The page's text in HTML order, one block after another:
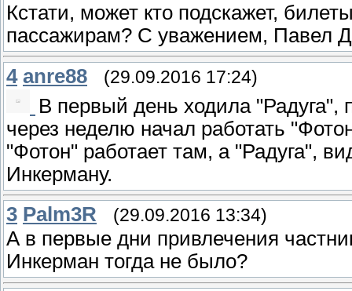
Кстати, может кто подскажет,
пассажирам? С уважением, Павел
4 anre88 (29.09.2016 17:24)
В первый день ходила "Радуга",
через неделю начал работать
"Фотон" работает там, а "Радуга",
Инкерману.
3 Palm3R (29.09.2016 13:34)
А в первые дни привлечения
Инкерман тогда не было?